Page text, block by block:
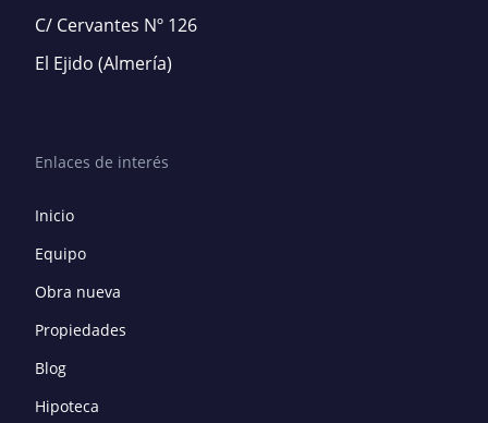
C/ Cervantes Nº 126
El Ejido (Almería)
Enlaces de interés
Inicio
Equipo
Obra nueva
Propiedades
Blog
Hipoteca